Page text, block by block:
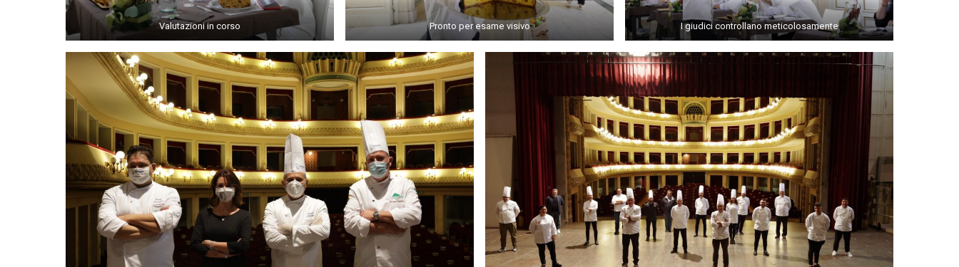
Valutazioni in corso Pronto per esame visivo I giudici controllano meticolosamente